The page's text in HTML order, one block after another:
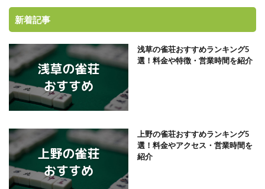
新着記事
浅草の雀荘おすすめランキング5
選！料金や特徴・営業時間を紹介
上野の雀荘おすすめランキング5
選！料金やアクセス・営業時間を
紹介